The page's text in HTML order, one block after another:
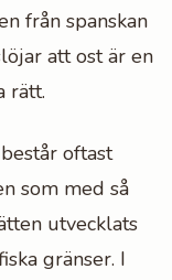
från spanskan
att ost är en
rätt.
oftast
som med så
utvecklats
gränser. I